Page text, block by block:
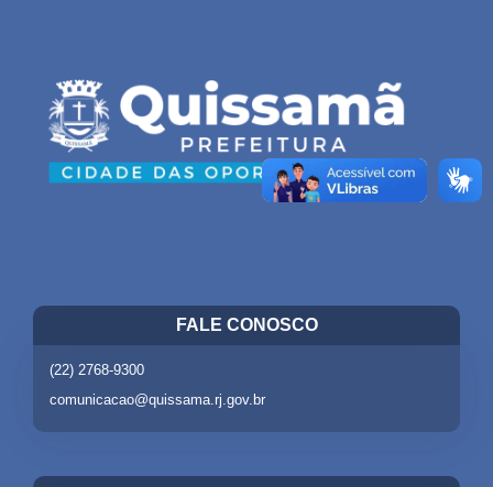
FALE CONOSCO
(22) 2768-9300
comunicacao@quissama.rj.gov.br